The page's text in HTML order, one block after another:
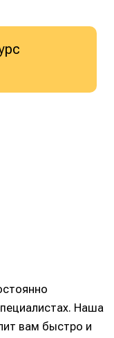
Наша
вам быстро и